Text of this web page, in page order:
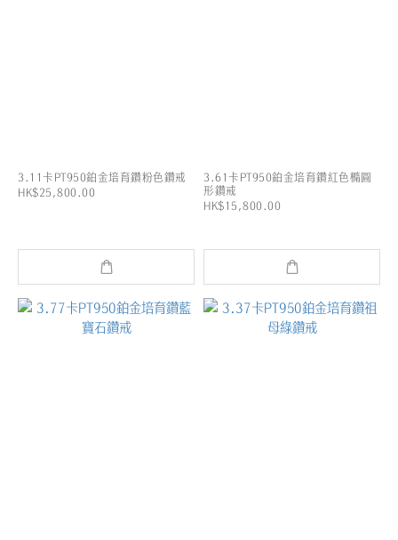
3.11卡PT950鉑金培育鑽粉色鑽戒
HK$25,800.00
3.61卡PT950鉑金培育鑽紅色橢圓
形鑽戒
HK$15,800.00